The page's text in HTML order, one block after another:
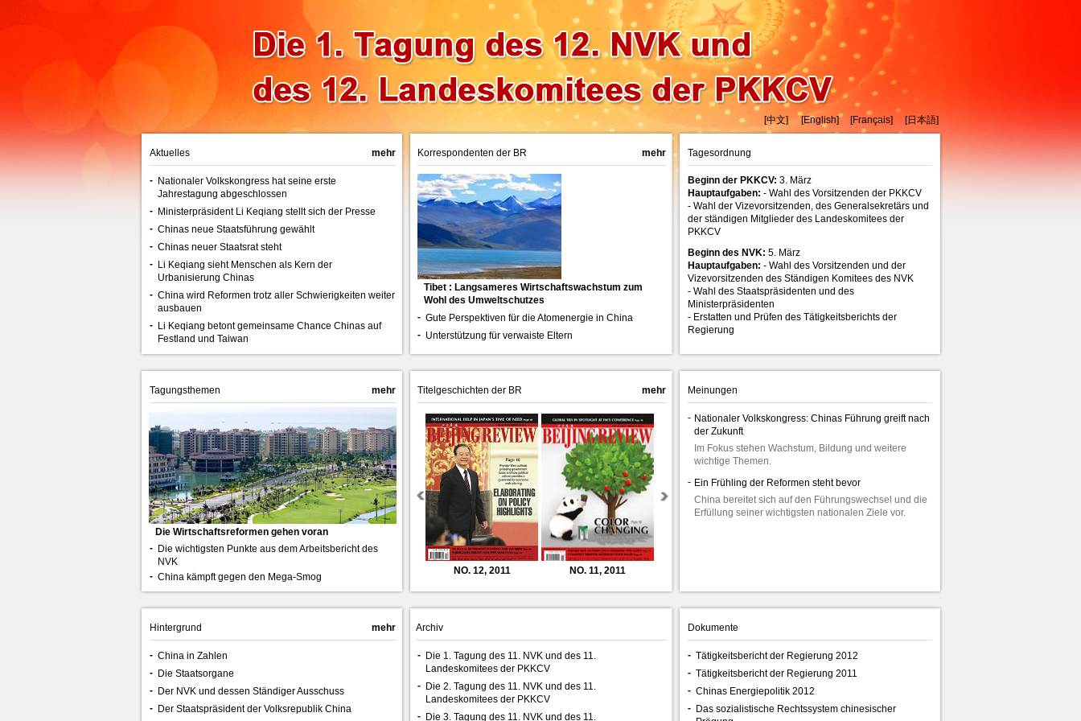
[中文] [English] [Français] [日本語]
Aktuelles mehr
-
Nationaler Volkskongress hat seine erste
Jahrestagung abgeschlossen
-
Ministerpräsident Li Keqiang stellt sich der Presse
- Chinas neue Staatsführung gewählt
- Chinas neuer Staatsrat steht
-
Li Keqiang sieht Menschen als Kern der
Urbanisierung Chinas
- China wird Reformen trotz aller Schwierigkeiten weiter
ausbauen
-
Li Keqiang betont gemeinsame Chance Chinas auf
Festland und Taiwan
Korrespondenten der BR mehr
Tibet : Langsameres Wirtschaftswachstum zum
Wohl des Umweltschutzes
- Gute Perspektiven für die Atomenergie in China
- Unterstützung für verwaiste Eltern
Tagesordnung
Beginn der PKKCV: 3. März
Hauptaufgaben: - Wahl des Vorsitzenden der PKKCV
- Wahl der Vizevorsitzenden, des Generalsekretärs und
der ständigen Mitglieder des Landeskomitees der
PKKCV
Beginn des NVK: 5. März
Hauptaufgaben: - Wahl des Vorsitzenden und der
Vizevorsitzenden des Ständigen Komitees des NVK
- Wahl des Staatspräsidenten und des
Ministerpräsidenten
- Erstatten und Prüfen des Tätigkeitsberichts der
Regierung
Tagungsthemen mehr
Die Wirtschaftsreformen gehen voran
-
Die wichtigsten Punkte aus dem Arbeitsbericht des
NVK
- China kämpft gegen den Mega-Smog
Titelgeschichten der BR mehr
NO. 9, 2013 NO. 12, 2011 NO. 11, 2011
Meinungen
- Nationaler Volkskongress: Chinas Führung greift nach
der Zukunft
Im Fokus stehen Wachstum, Bildung und weitere
wichtige Themen.
- Ein Frühling der Reformen steht bevor
China bereitet sich auf den Führungswechsel und die
Erfüllung seiner wichtigsten nationalen Ziele vor.
Hintergrund mehr
- China in Zahlen
-
Die Staatsorgane
-
Der NVK und dessen Ständiger Ausschuss
-
Der Staatspräsident der Volksrepublik China
Archiv
-
Die 1. Tagung des 11. NVK und des 11.
Landeskomitees der PKKCV
-
Die 2. Tagung des 11. NVK und des 11.
Landeskomitees der PKKCV
-
Die 3. Tagung des 11. NVK und des 11.
Dokumente
- Tätigkeitsbericht der Regierung 2012
- Tätigkeitsbericht der Regierung 2011
- Chinas Energiepolitik 2012
-
Das sozialistische Rechtssystem chinesischer